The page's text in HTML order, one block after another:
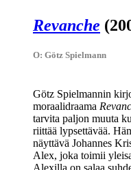
Revanche
O: Götz Spielmann
Götz Spielmannin
moraalidraama
tarvita paljon muuta
riittää lypsettävää.
näyttävä Johannes
Alex, joka toimii